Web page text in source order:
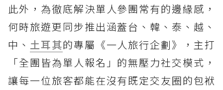
此外，為徹底解決單人參團常有的邊緣感，
何時旅遊更同步推出涵蓋台、韓、泰、越、
中、 土耳其的專屬《一人旅行企劃》，主打
「全團皆為單人報名」的無壓力社交模式，
讓每一位旅客都能在沒有既定交友圈的包袱